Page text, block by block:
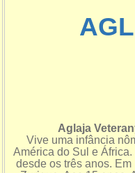
Aglaja
Vive uma infância
América do Sul e
desde os três anos.